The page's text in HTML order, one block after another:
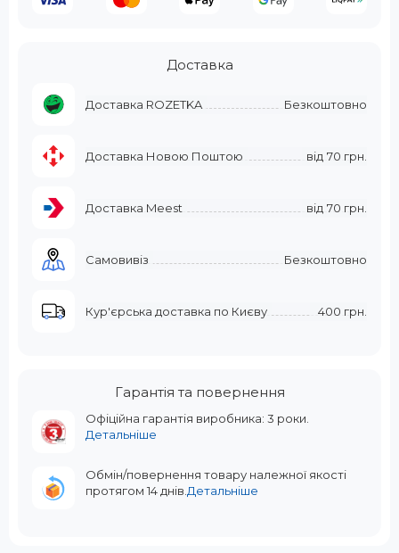
Доставка
Доставка ROZETKA Безкоштовно
Доставка Новою Поштою від 70 грн.
Доставка Meest від 70 грн.
Самовивіз Безкоштовно
Кур'єрська доставка по Києву 400 грн.
Гарантія та повернення
Офіційна гарантія виробника: 3 роки.
Детальніше
Обмін/повернення товару належної якості
протягом 14 днів. Детальніше